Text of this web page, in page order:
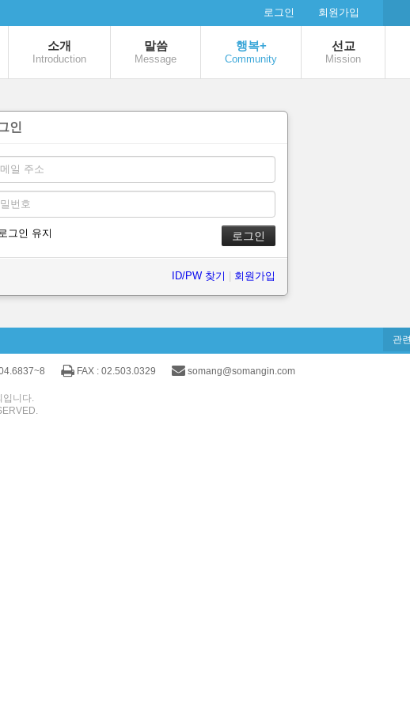
로그인 회원가입
소개
Introduction
말씀
Message
행복+
Community
선교
Mission
인
그인 유지
ID/PW 찾기 회원가입
FAX : 02.503.0329 somang@somangin.com
입니다.